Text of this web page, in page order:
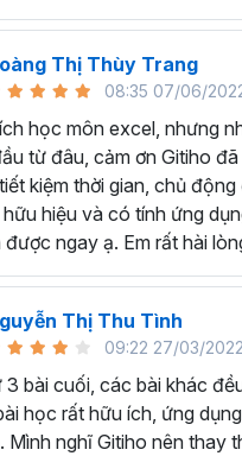
nhanh bằng công cụ
thủ thuật excel tính
tính, hiển thị công thức
cố định dòng - cột.
định dạng và xử lý dữ
hiệu tiền tệ, viết biểu
loại bỏ dữ liệu trùng lặp.
thủ thuật với hàm,
mở gợi ý khi viết hàm,
hàm, công thức tính
tính toán theo tháng,
dẫn dùng các hàm và
Thị Thùy Trang
08:35 07/06/
học môn excel, nhưng
từ đâu, cảm ơn Gitiho
kiệm thời gian, chủ
hữu hiệu và có tính ứng
được ngay ạ. Em rất hài
Thị Thu Tình
09:22 27/03/2022
3 bài cuối, các bài khác
học rất hữu ích, ứng
Mình nghĩ Gitiho nên thay